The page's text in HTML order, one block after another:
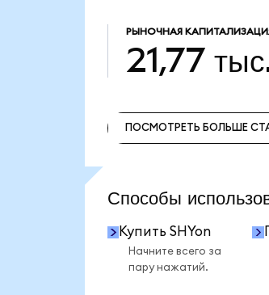
РЫНОЧНАЯ
21,77
ПОСМОТРЕТЬ БОЛЬШЕ
Способы
Купить SHYon
Начните всего за
пару нажатий.